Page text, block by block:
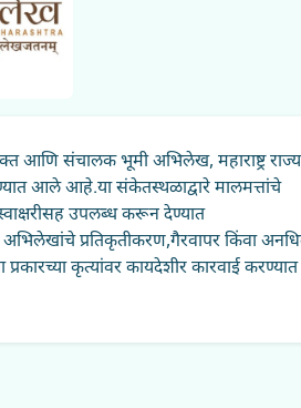
संचालक भूमी अभिलेख, महाराष्ट्र
आले आहे.या संकेतस्थळाद्वारे मालमत्तांचे
उपलब्ध करून देण्यात
प्रतिकृतीकरण,गैरवापर किंवा
कृत्यांवर कायदेशीर कारवाई करण्यात